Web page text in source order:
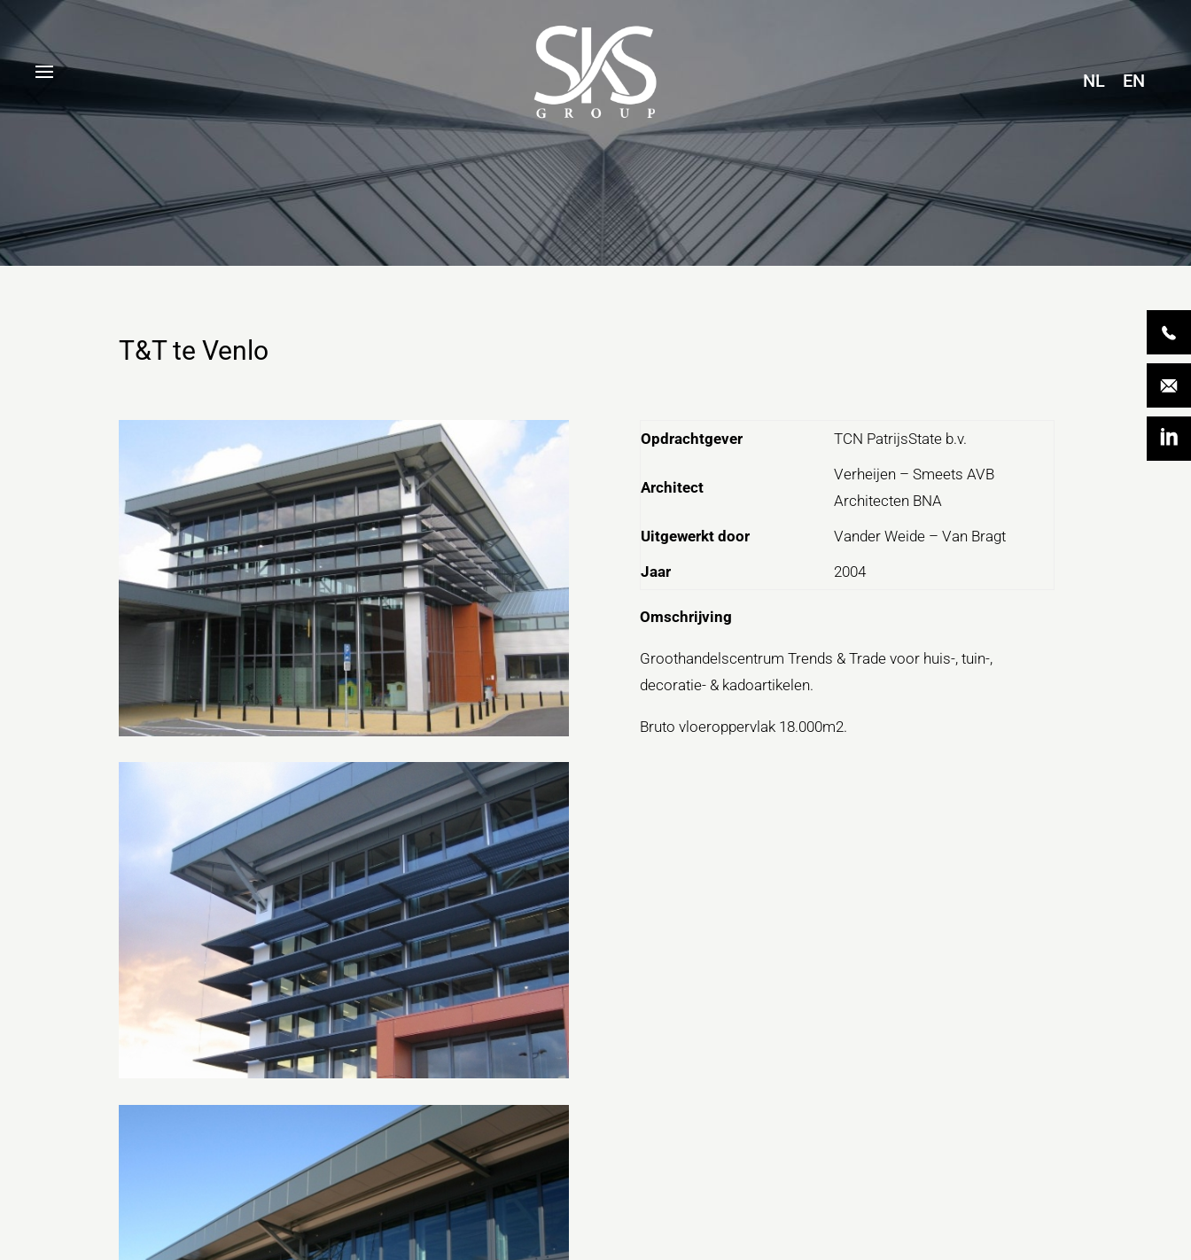
NL EN
T&T te Venlo
Opdrachtgever TCN PatrijsState b.v.
Architect
Verheijen – Smeets AVB
Architecten BNA
Uitgewerkt door
Vander Weide – Van Bragt
Jaar
2004
Omschrijving
Groothandelscentrum Trends & Trade voor huis-, tuin-,
decoratie- & kadoartikelen.
Bruto vloeroppervlak 18.000m2.